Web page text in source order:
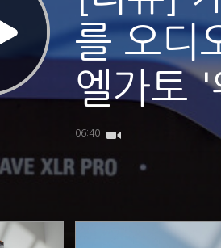
를 오디
엘가토 '
06:40